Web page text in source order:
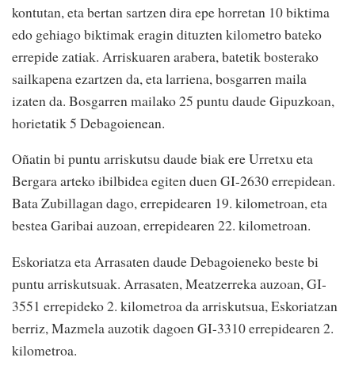
kontutan, eta bertan sartzen dira epe horretan 10 biktima
edo gehiago biktimak eragin dituzten kilometro bateko
errepide zatiak. Arriskuaren arabera, batetik bosterako
sailkapena ezartzen da, eta larriena, bosgarren maila
izaten da. Bosgarren mailako 25 puntu daude Gipuzkoan,
horietatik 5 Debagoienean.
Oñatin bi puntu arriskutsu daude biak ere Urretxu eta
Bergara arteko ibilbidea egiten duen GI-2630 errepidean.
Bata Zubillagan dago, errepidearen 19. kilometroan, eta
bestea Garibai auzoan, errepidearen 22. kilometroan.
Eskoriatza eta Arrasaten daude Debagoieneko beste bi
puntu arriskutsuak. Arrasaten, Meatzerreka auzoan, GI-
3551 errepideko 2. kilometroa da arriskutsua, Eskoriatzan
berriz, Mazmela auzotik dagoen GI-3310 errepidearen 2.
kilometroa.